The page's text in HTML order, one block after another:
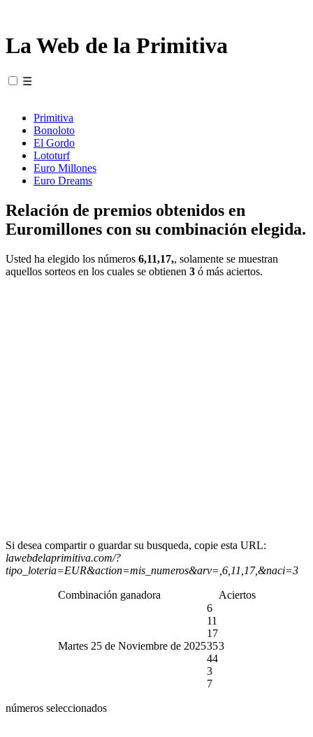
La Web de la Primitiva
☰
Primitiva
Bonoloto
El Gordo
Lototurf
Euro Millones
Euro Dreams
Relación de premios obtenidos en
Euromillones con su combinación elegida.
Usted ha elegido los números 6,11,17,, solamente se muestran
aquellos sorteos en los cuales se obtienen 3 ó más aciertos.
Si desea compartir o guardar su busqueda, copie esta URL:
lawebdelaprimitiva.com/?
tipo_loteria=EUR&action=mis_numeros&arv=,6,11,17,&naci=3
Combinación ganadora Aciertos
Martes 25 de Noviembre de 2025
6
11
17
35
44
3
7
3
números seleccionados